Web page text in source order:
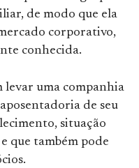
de modo que ela
corporativo,
conhecida.
levar uma companhia
de seu
situação
que também pode